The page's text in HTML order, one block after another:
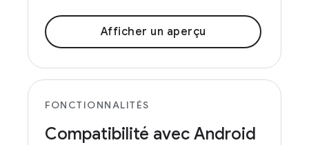
Afficher un aperçu
FONCTIONNALITÉS
Compatibilité avec Android